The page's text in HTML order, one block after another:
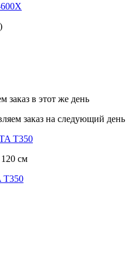
заказ в этот же день
заказ на следующий день
120 см
T350